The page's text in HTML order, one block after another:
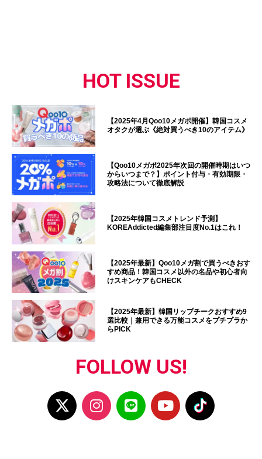
HOT ISSUE
【2025年4月Qoo10メガポ開催】韓国コスメ
オタクが選ぶ《絶対買うべき10のアイテム》
【Qoo10メガポ2025年次回の開催時期はいつ
からいつまで？】ポイント付与・有効期限・
攻略法について徹底解説
【2025年韓国コスメトレンド予測】
KOREAddicted編集部注目度No.1はこれ！
【2025年最新】Qoo10メガ割で買うべきおす
すめ商品！韓国コスメ以外の名品や初心者向
けスキンケアもCHECK
【2025年最新】韓国リップチークおすすめ9
選比較｜兼用できる万能コスメをプチプラか
らPICK
FOLLOW US!